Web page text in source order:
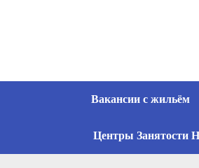
Вакансии с жильём
Центры Занятости